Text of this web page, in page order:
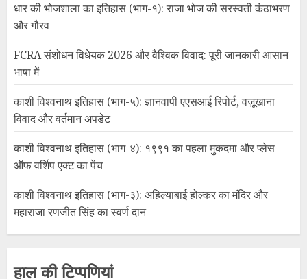
धार की भोजशाला का इतिहास (भाग-१): राजा भोज की सरस्वती कंठाभरण
और गौरव
FCRA संशोधन विधेयक 2026 और वैश्विक विवाद: पूरी जानकारी आसान
भाषा में
काशी विश्वनाथ इतिहास (भाग-५): ज्ञानवापी एएसआई रिपोर्ट, वज़ूखाना
विवाद और वर्तमान अपडेट
काशी विश्वनाथ इतिहास (भाग-४): १९९१ का पहला मुकदमा और प्लेस
ऑफ वर्शिप एक्ट का पेंच
काशी विश्वनाथ इतिहास (भाग-३): अहिल्याबाई होल्कर का मंदिर और
महाराजा रणजीत सिंह का स्वर्ण दान
हाल की टिप्पणियां